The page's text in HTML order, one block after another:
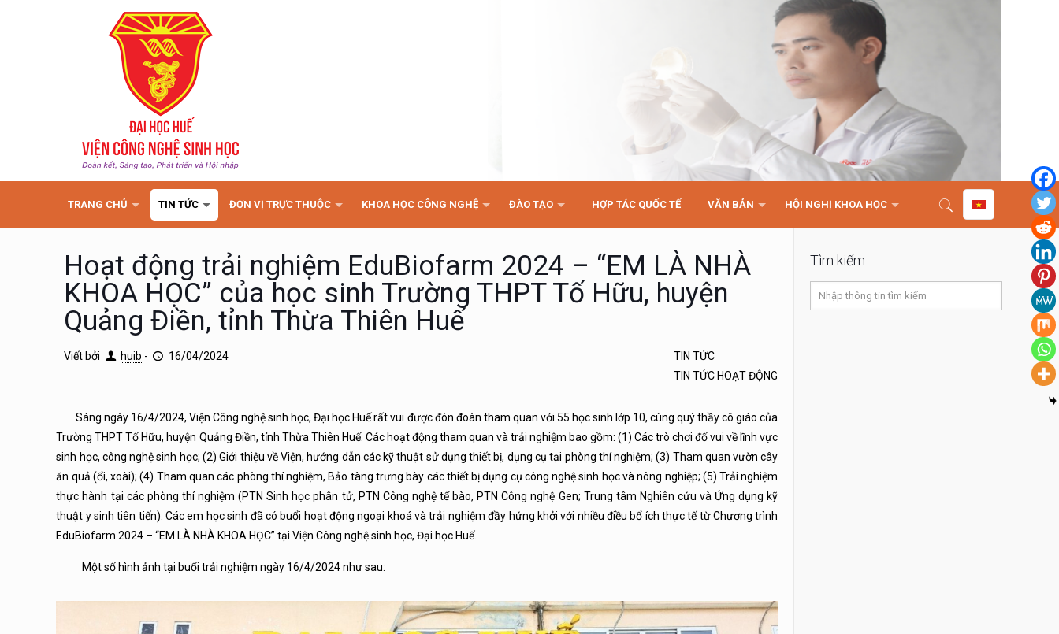
TRANG CHỦ TIN TỨC ĐƠN VỊ TRỰC THUỘC KHOA HỌC CÔNG NGHỆ ĐÀO TẠO HỢP TÁC QUỐC TẾ VĂN BẢN HỘI NGHỊ KHOA HỌC
Hoạt động trải nghiệm EduBiofarm 2024 – “EM LÀ NHÀ
KHOA HỌC” của học sinh Trường THPT Tố Hữu, huyện
Quảng Điền, tỉnh Thừa Thiên Huế
Viết bởi huib - 16/04/2024
TIN TỨC
TIN TỨC HOẠT ĐỘNG
Sáng ngày 16/4/2024, Viện Công nghệ sinh học, Đại học Huế rất vui được đón đoàn tham quan với 55 học sinh lớp 10, cùng quý thầy cô giáo của
Trường THPT Tố Hữu, huyện Quảng Điền, tỉnh Thừa Thiên Huế. Các hoạt động tham quan và trải nghiệm bao gồm: (1) Các trò chơi đố vui về lĩnh vực
sinh học, công nghệ sinh học; (2) Giới thiệu về Viện, hướng dẫn các kỹ thuật sử dụng thiết bị, dụng cụ tại phòng thí nghiệm; (3) Tham quan vườn cây
ăn quả (ổi, xoài); (4) Tham quan các phòng thí nghiệm, Bảo tàng trưng bày các thiết bị dụng cụ công nghệ sinh học và nông nghiệp; (5) Trải nghiệm
thực hành tại các phòng thí nghiệm (PTN Sinh học phân tử, PTN Công nghệ tế bào, PTN Công nghệ Gen; Trung tâm Nghiên cứu và Ứng dụng kỹ
thuật y sinh tiên tiến). Các em học sinh đã có buổi hoạt động ngoại khoá và trải nghiệm đầy hứng khởi với nhiều điều bổ ích thực tế từ Chương trình
EduBiofarm 2024 – “EM LÀ NHÀ KHOA HỌC” tại Viện Công nghệ sinh học, Đại học Huế.
Một số hình ảnh tại buổi trải nghiệm ngày 16/4/2024 như sau:
Tìm kiếm